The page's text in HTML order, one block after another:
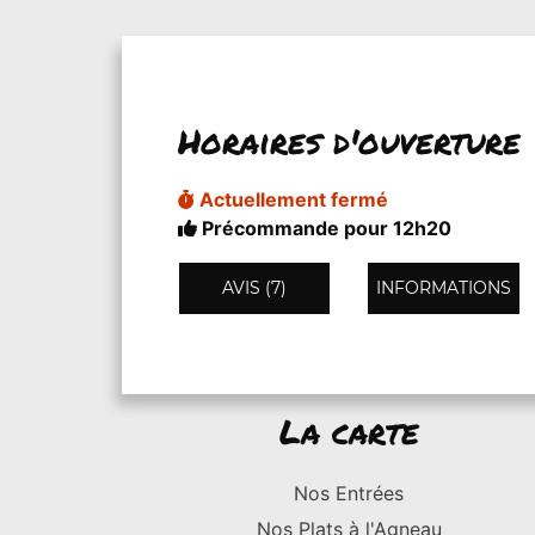
Horaires d'ouverture
Actuellement fermé
Précommande pour 12h20
AVIS (7) INFORMATIONS
La carte
Nos Entrées
Nos Plats à l'Agneau